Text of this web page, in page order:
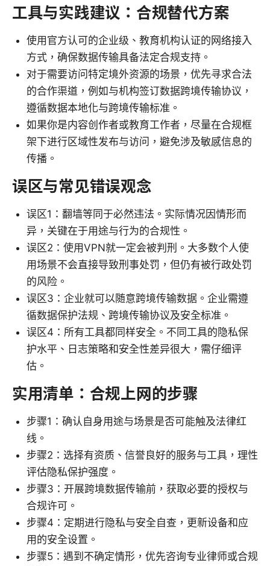
工具与实践建议：合规替代方案
使用官方认可的企业级、教育机构认证的网络接入
方式，确保数据传输具备法定合规支持。
对于需要访问特定境外资源的场景，优先寻求合法
的合作渠道，例如与机构签订数据跨境传输协议，
遵循数据本地化与跨境传输标准。
如果你是内容创作者或教育工作者，尽量在合规框
架下进行区域性发布与访问，避免涉及敏感信息的
传播。
误区与常见错误观念
误区1：翻墙等同于必然违法。实际情况因情形而
异，关键在于用途与行为的合规性。
误区2：使用VPN就一定会被判刑。大多数个人使
用场景不会直接导致刑事处罚，但仍有被行政处罚
的风险。
误区3：企业就可以随意跨境传输数据。企业需遵
循数据保护法规、跨境传输协议及安全标准。
误区4：所有工具都同样安全。不同工具的隐私保
护水平、日志策略和安全性差异很大，需仔细评
估。
实用清单：合规上网的步骤
步骤1：确认自身用途与场景是否可能触及法律红
线。
步骤2：选择有资质、信誉良好的服务与工具，理性
评估隐私保护强度。
步骤3：开展跨境数据传输前，获取必要的授权与
合规许可。
步骤4：定期进行隐私与安全自查，更新设备和应
用的安全设置。
步骤5：遇到不确定情形，优先咨询专业律师或合规